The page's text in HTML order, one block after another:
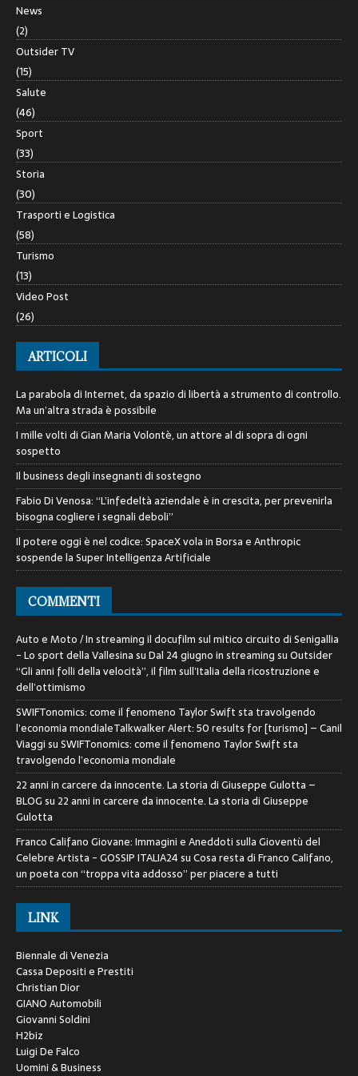
News
(2)
Outsider TV
(15)
Salute
(46)
Sport
(33)
Storia
(30)
Trasporti e Logistica
(58)
Turismo
(13)
Video Post
(26)
ARTICOLI
La parabola di Internet, da spazio di libertà a strumento di controllo.
Ma un’altra strada è possibile
I mille volti di Gian Maria Volontè, un attore al di sopra di ogni
sospetto
Il business degli insegnanti di sostegno
Fabio Di Venosa: “L’infedeltà aziendale è in crescita, per prevenirla
bisogna cogliere i segnali deboli”
Il potere oggi è nel codice: SpaceX vola in Borsa e Anthropic
sospende la Super Intelligenza Artificiale
COMMENTI
Auto e Moto / In streaming il docufilm sul mitico circuito di Senigallia
- Lo sport della VallesinasuDal 24 giugno in streaming su Outsider
“Gli anni folli della velocità”, il film sull’Italia della ricostruzione e
dell’ottimismo
SWIFTonomics: come il fenomeno Taylor Swift sta travolgendo
l’economia mondialeTalkwalker Alert: 50 results for [turismo] – Canil
ViaggisuSWIFTonomics: come il fenomeno Taylor Swift sta
travolgendo l’economia mondiale
22 anni in carcere da innocente. La storia di Giuseppe Gulotta –
BLOGsu 22 anni in carcere da innocente. La storia di Giuseppe
Gulotta
Franco Califano Giovane: Immagini e Aneddoti sulla Gioventù del
Celebre Artista - GOSSIP ITALIA24suCosa resta di Franco Califano,
un poeta con “troppa vita addosso” per piacere a tutti
LINK
Biennale di Venezia
Cassa Depositi e Prestiti
Christian Dior
GIANO Automobili
Giovanni Soldini
H2biz
Luigi De Falco
Uomini & Business